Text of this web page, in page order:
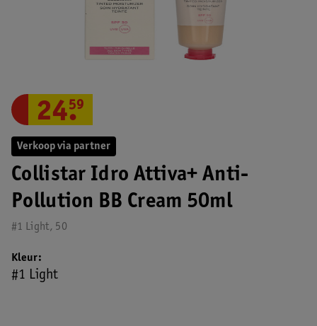
Verkoop via partner
Collistar Idro Attiva+ Anti-
Pollution BB Cream 50ml
#1 Light, 50
24.
59
Kleur
#1 Light